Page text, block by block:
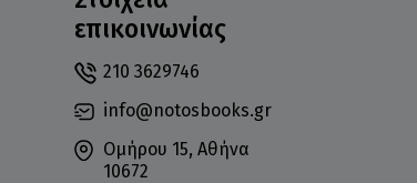
επικοινωνίας
210 3629746
info@notosbooks.gr
Ομήρου 15, Αθήνα
10672